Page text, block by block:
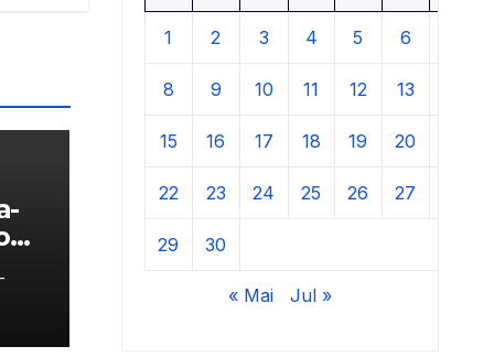
1 2 3 4 5 6
8 9 10 11 12 13
15 16 17 18 19 20
22 23 24 25 26 27
29 30
« Mai Jul »